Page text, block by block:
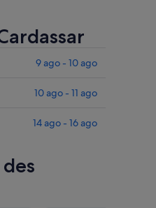
9 ago - 10 ago
10 ago - 11 ago
14 ago - 16 ago